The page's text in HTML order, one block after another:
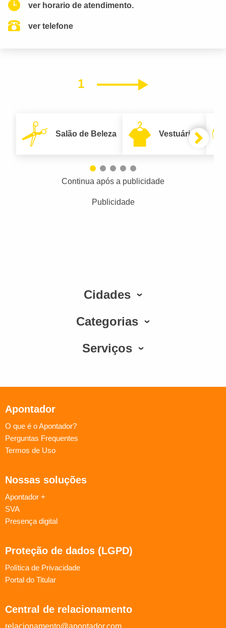
ver horario de atendimento.
ver telefone
1 Próximo
Salão de Beleza Vestuário
Continua após a publicidade
Publicidade
Cidades
Categorias
Serviços
Apontador
O que é o Apontador?
Perguntas Frequentes
Termos de Uso
Nossas soluções
Apontador +
SVA
Presença digital
Proteção de dados (LGPD)
Política de Privacidade
Portal do Titular
Central de relacionamento
relacionamento@apontador.com